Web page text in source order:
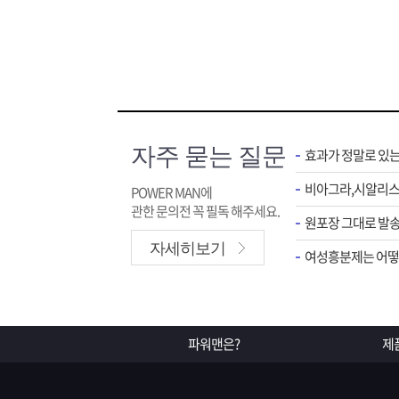
자주 묻는 질문
POWER MAN에
관한 문의전 꼭 필독 해주세요.
자세히보기
효과가 정말로 있
원포장 그대로 발
여성흥분제는 어
파워맨은? 제